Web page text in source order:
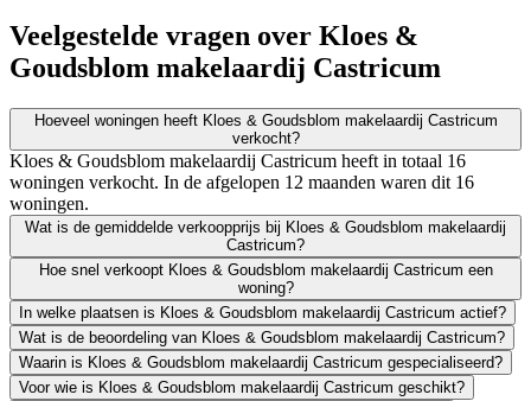
Veelgestelde vragen over Kloes &
Goudsblom makelaardij Castricum
Hoeveel woningen heeft Kloes & Goudsblom makelaardij Castricum
verkocht?
Kloes & Goudsblom makelaardij Castricum heeft in totaal 16
woningen verkocht. In de afgelopen 12 maanden waren dit 16
woningen.
Wat is de gemiddelde verkoopprijs bij Kloes & Goudsblom makelaardij
Castricum?
Hoe snel verkoopt Kloes & Goudsblom makelaardij Castricum een
woning?
In welke plaatsen is Kloes & Goudsblom makelaardij Castricum actief?
Wat is de beoordeling van Kloes & Goudsblom makelaardij Castricum?
Waarin is Kloes & Goudsblom makelaardij Castricum gespecialiseerd?
Voor wie is Kloes & Goudsblom makelaardij Castricum geschikt?